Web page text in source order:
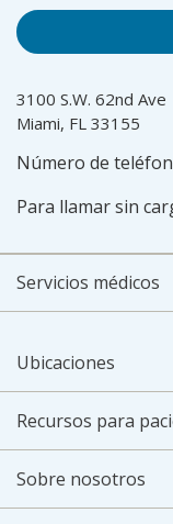
3100 S.W. 62nd Ave
Miami, FL 33155
Número de
Para llamar sin
Servicios médicos
Ubicaciones
Recursos para
Sobre nosotros